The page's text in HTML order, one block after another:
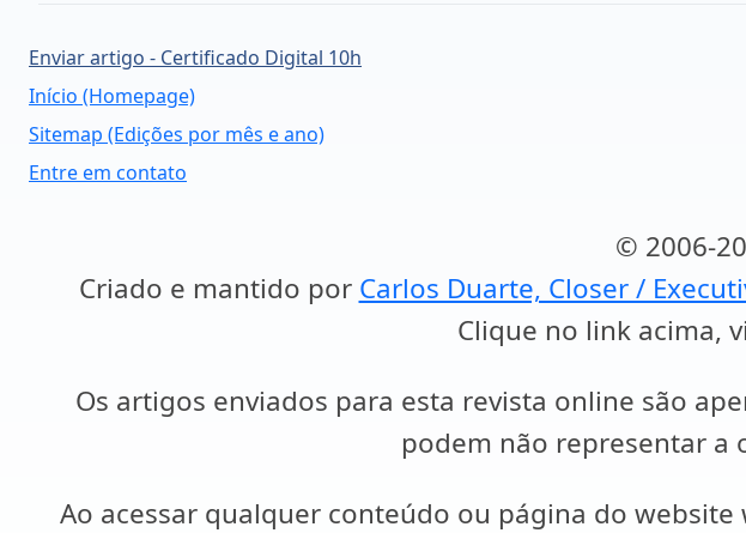
Enviar artigo - Certificado Digital 10h
Início (Homepage)
Sitemap (Edições por mês e ano)
Entre em contato
© 2006-
Criado e mantido por Carlos Duarte, Closer /
Clique no link acima,
Os artigos enviados para esta revista online são
podem não representar a
Ao acessar qualquer conteúdo ou página do